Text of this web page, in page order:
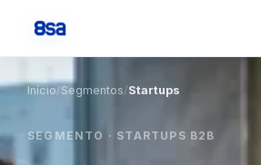
Início/Segmentos/Startups
SEGMENTO · STARTUPS B2B